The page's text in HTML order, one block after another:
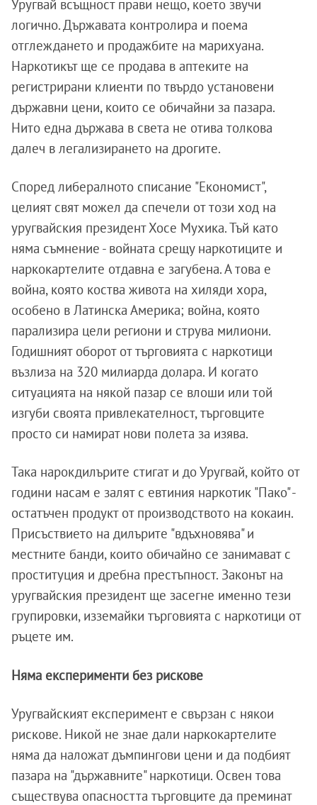
Уругвай всъщност прави нещо, което звучи
логично. Държавата контролира и поема
отглеждането и продажбите на марихуана.
Наркотикът ще се продава в аптеките на
регистрирани клиенти по твърдо установени
държавни цени, които се обичайни за пазара.
Нито една държава в света не отива толкова
далеч в легализирането на дрогите.
Според либералното списание "Економист",
целият свят можел да спечели от този ход на
уругвайския президент Хосе Мухика. Тъй като
няма съмнение - войната срещу наркотиците и
наркокартелите отдавна е загубена. А това е
война, която коства живота на хиляди хора,
особено в Латинска Америка; война, която
парализира цели региони и струва милиони.
Годишният оборот от търговията с наркотици
възлиза на 320 милиарда долара. И когато
ситуацията на някой пазар се влоши или той
изгуби своята привлекателност, търговците
просто си намират нови полета за изява.
Така нарокдилърите стигат и до Уругвай, който от
години насам е залят с евтиния наркотик "Пако" -
остатъчен продукт от производството на кокаин.
Присъствието на дилърите "вдъхновява" и
местните банди, които обичайно се занимават с
проституция и дребна престъпност. Законът на
уругвайския президент ще засегне именно тези
групировки, изземайки търговията с наркотици от
ръцете им.
Няма експерименти без рискове
Уругвайският експеримент е свързан с някои
рискове. Никой не знае дали наркокартелите
няма да наложат дъмпингови цени и да подбият
пазара на "държавните" наркотици. Освен това
съществува опасността търговците да преминат